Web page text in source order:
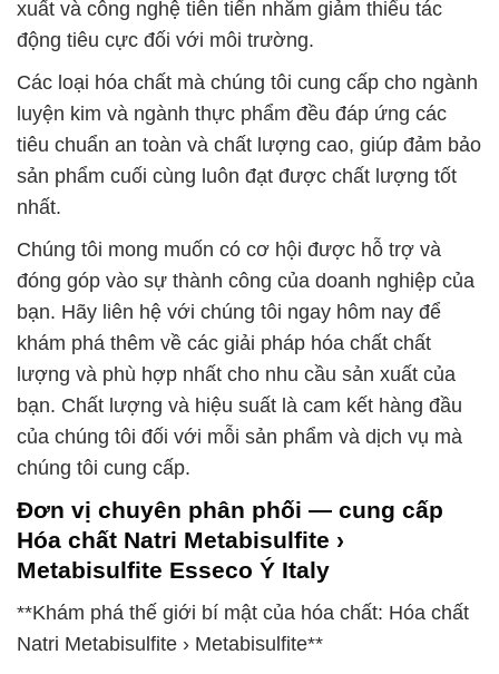
xuất và công nghệ tiên tiến nhằm giảm thiểu tác
động tiêu cực đối với môi trường.
Các loại hóa chất mà chúng tôi cung cấp cho ngành
luyện kim và ngành thực phẩm đều đáp ứng các
tiêu chuẩn an toàn và chất lượng cao, giúp đảm bảo
sản phẩm cuối cùng luôn đạt được chất lượng tốt
nhất.
Chúng tôi mong muốn có cơ hội được hỗ trợ và
đóng góp vào sự thành công của doanh nghiệp của
bạn. Hãy liên hệ với chúng tôi ngay hôm nay để
khám phá thêm về các giải pháp hóa chất chất
lượng và phù hợp nhất cho nhu cầu sản xuất của
bạn. Chất lượng và hiệu suất là cam kết hàng đầu
của chúng tôi đối với mỗi sản phẩm và dịch vụ mà
chúng tôi cung cấp.
Đơn vị chuyên phân phối — cung cấp
Hóa chất Natri Metabisulfite ›
Metabisulfite Esseco Ý Italy
**Khám phá thế giới bí mật của hóa chất: Hóa chất
Natri Metabisulfite › Metabisulfite**